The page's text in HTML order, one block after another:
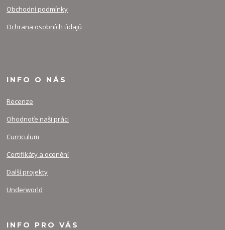
Obchodní podmínky
Ochrana osobních údajů
INFO O NÁS
Recenze
Ohodnoťe naši práci
Curriculum
Certifikáty a ocenění
Další projekty
Underworld
INFO PRO VÁS